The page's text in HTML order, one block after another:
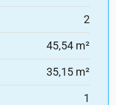
2
45,54 m²
35,15 m²
1